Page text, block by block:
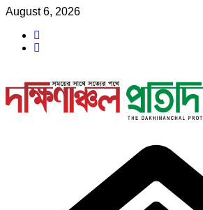
Skip
content
August 6, 2026